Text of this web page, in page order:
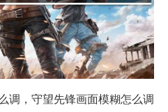
调，守望先锋画面模糊怎么调